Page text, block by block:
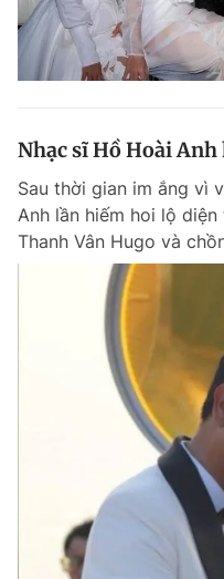
Nhạc sĩ Hồ Hoài
Sau thời gian im ắng vì
Anh lần hiếm hoi lộ
Thanh Vân Hugo và